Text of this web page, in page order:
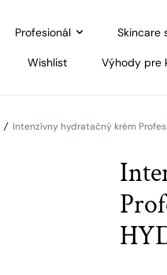
Profesionál Skincare
Wishlist Výhody pre
/ Intenzívny hydratačný krém